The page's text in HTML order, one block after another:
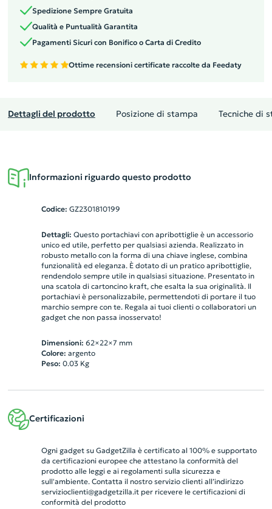
Spedizione Sempre Gratuita
Qualità e Puntualità Garantita
Pagamenti Sicuri con Bonifico o Carta di Credito
Ottime recensioni certificate raccolte da Feedaty
Dettagli del prodotto Posizione di stampa Tecniche di
Informazioni riguardo questo prodotto
Codice: GZ2301810199
Dettagli: Questo portachiavi con apribottiglie è un accessorio
unico ed utile, perfetto per qualsiasi azienda. Realizzato in
robusto metallo con la forma di una chiave inglese, combina
funzionalità ed eleganza. È dotato di un pratico apribottiglie,
rendendolo sempre utile in qualsiasi situazione. Presentato in
una scatola di cartoncino kraft, che esalta la sua originalità. Il
portachiavi è personalizzabile, permettendoti di portare il tuo
marchio sempre con te. Regala ai tuoi clienti o collaboratori un
gadget che non passa inosservato!
Dimensioni: 62×22×7 mm
Colore: argento
Peso: 0.03Kg
Certificazioni
Ogni gadget su GadgetZilla è certificato al 100% e supportato
da certificazioni europee che attestano la conformità del
prodotto alle leggi e ai regolamenti sulla sicurezza e
sull'ambiente. Contatta il nostro servizio clienti all’indirizzo
servizioclienti@gadgetzilla.itper ricevere le certificazioni di
conformità del prodotto